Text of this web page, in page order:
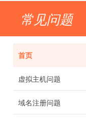
常见问题
首页
虚拟主机问题
域名注册问题